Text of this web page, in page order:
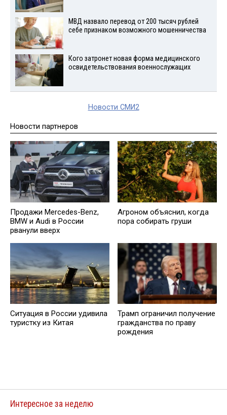
МВД назвало перевод от 200 тысяч рублей
себе признаком возможного мошенничества
Кого затронет новая форма медицинского
освидетельствования военнослужащих
Новости СМИ2
Новости партнеров
Продажи Mercedes-Benz,
BMW и Audi в России
рванули вверх
Агроном объяснил, когда
пора собирать груши
Ситуация в России удивила
туристку из Китая
Трамп ограничил получение
гражданства по праву
рождения
Интересное за неделю